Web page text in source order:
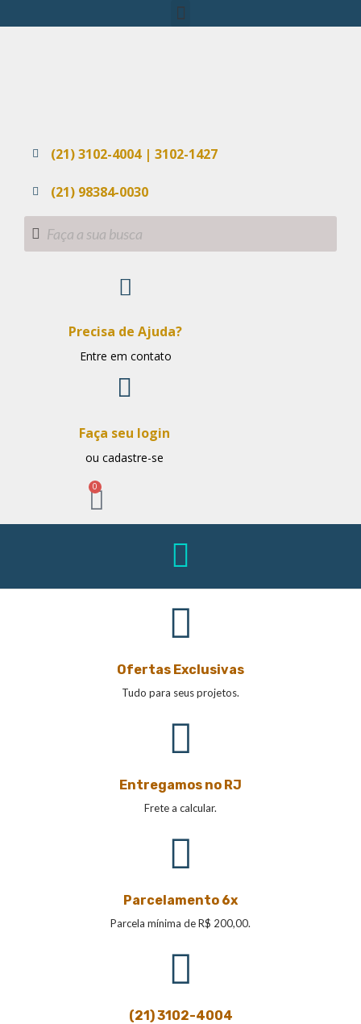
(21) 3102-4004 | 3102-1427
(21) 98384-0030
Precisa de Ajuda?
Entre em contato
Faça seu login
ou cadastre-se
0
Ofertas Exclusivas
Tudo para seus projetos.
Entregamos no RJ
Frete a calcular.
Parcelamento 6x
Parcela mínima de R$ 200,00.
(21) 3102-4004